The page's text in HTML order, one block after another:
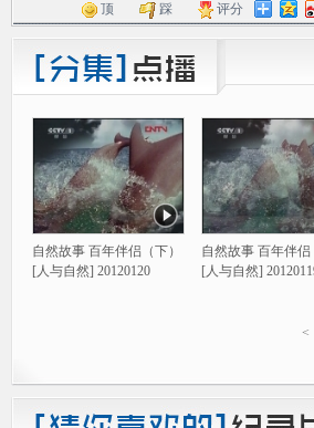
顶 踩 评分
自然故事 百年伴侣（下）
[人与自然] 20120120
自然故事 百年伴侣
[人与自然]
<